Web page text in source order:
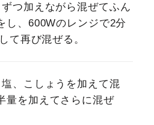
つ加えながら混ぜてふん
し、600Wのレンジで2分
て再び混ぜる。
、こしょうを加えて混
量を加えてさらに混ぜ